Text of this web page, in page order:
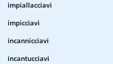
impiallacciavi
impicciavi
incannicciavi
incantucciavi